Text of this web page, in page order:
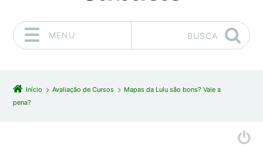
MENU BUSCA
Início Avaliação de Cursos
Mapas da Lulu são bons? Vale a
pena?